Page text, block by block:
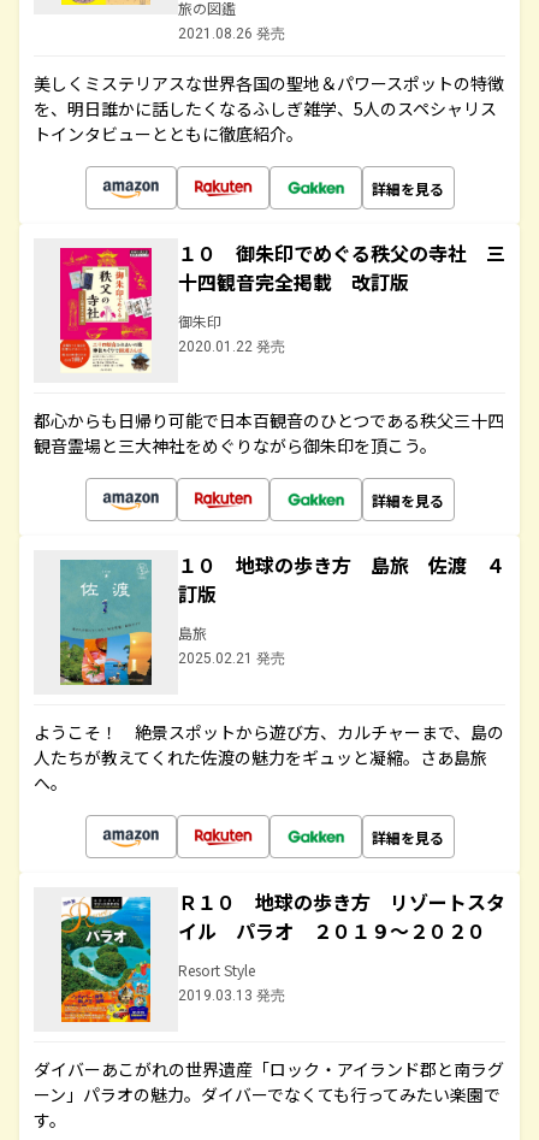
旅の図鑑
2021.08.26 発売
美しくミステリアスな世界各国の聖地＆パワースポットの特徴
を、明日誰かに話したくなるふしぎ雑学、5人のスペシャリス
トインタビューとともに徹底紹介。
詳細を見る
１０ 御朱印でめぐる秩父の寺社 三
十四観音完全掲載 改訂版
御朱印
2020.01.22 発売
都心からも日帰り可能で日本百観音のひとつである秩父三十四
観音霊場と三大神社をめぐりながら御朱印を頂こう。
詳細を見る
１０ 地球の歩き方 島旅 佐渡 ４
訂版
島旅
2025.02.21 発売
ようこそ！ 絶景スポットから遊び方、カルチャーまで、島の
人たちが教えてくれた佐渡の魅力をギュッと凝縮。さあ島旅
へ。
詳細を見る
Ｒ１０ 地球の歩き方 リゾートスタ
イル パラオ ２０１９～２０２０
Resort Style
2019.03.13 発売
ダイバーあこがれの世界遺産「ロック・アイランド郡と南ラグ
ーン」パラオの魅力。ダイバーでなくても行ってみたい楽園で
す。